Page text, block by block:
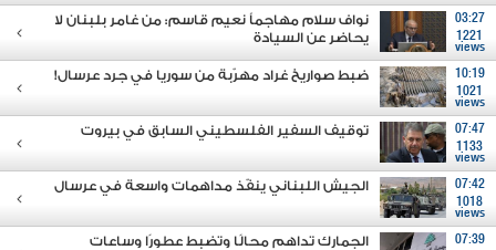
03:27
1221
views
نواف سلام مهاجماً نعيم قاسم: من غامر بلبنان لا
يحاضر عن السيادة
10:19
1021
views
ضبط صواريخ غراد مهرّبة من سوريا في جرد عرسال!
07:47
1133
views
توقيف السفير الفلسطيني السابق في بيروت
07:42
1018
views
الجيش اللبناني ينفّذ مداهمات واسعة في عرسال
07:39
الجمارك تداهم محالًا وتضبط عطورًا وساعات